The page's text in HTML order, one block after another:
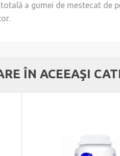
a gumei de mestecat de
ÎN ACEEAŞI